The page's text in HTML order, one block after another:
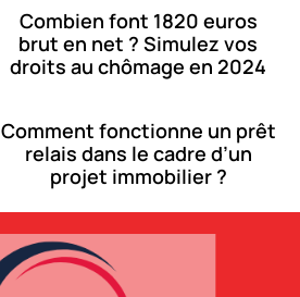
Combien font 1820 euros
brut en net ? Simulez vos
droits au chômage en 2024
Comment fonctionne un prêt
relais dans le cadre d’un
projet immobilier ?